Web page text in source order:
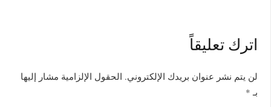
اترك تعليقاً
لن يتم نشر عنوان بريدك الإلكتروني. الحقول الإلزامية مشار إليها
بـ *